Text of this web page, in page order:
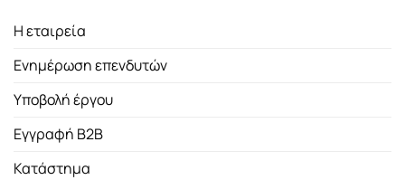
Η εταιρεία
Ενημέρωση επενδυτών
Υποβολή έργου
Εγγραφή B2B
Κατάστημα